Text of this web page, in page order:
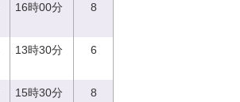
16時00分 8
13時30分 6
15時30分 8